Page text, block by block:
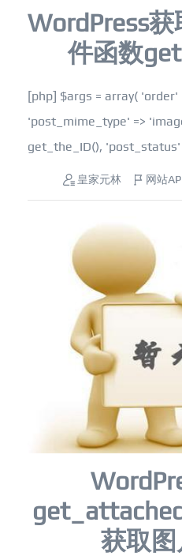
WordPress
件函数
[php] $args = array( 'order'
'post_mime_type' =>
get_the_ID(), 'post_status'
皇家元林 网站
获取